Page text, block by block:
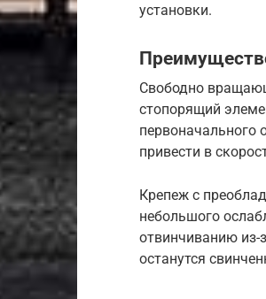
установки.
Свободно
стопорящий
первоначального
привести в
Крепеж с
небольшого
отвинчиванию из-
останутся